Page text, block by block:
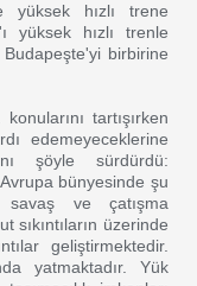
yüksek hızlı trene
yüksek hızlı trenle
Budapeşte'yi birbirine
tartışırken
edemeyeceklerine
şöyle sürdürdü:
bünyesinde şu
savaş ve çatışma
üzerinde
geliştirmektedir.
yatmaktadır. Yük